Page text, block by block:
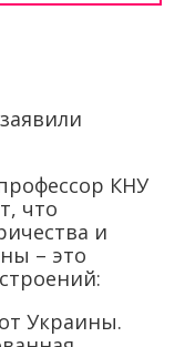
КНУ
что
и
– это
Украины.